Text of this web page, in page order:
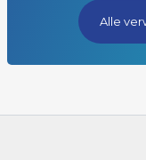
Alle